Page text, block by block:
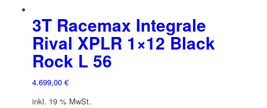
3T Racemax Integrale
Rival XPLR 1×12 Black
Rock L 56
4.699,00 €
inkl. 19 % MwSt.